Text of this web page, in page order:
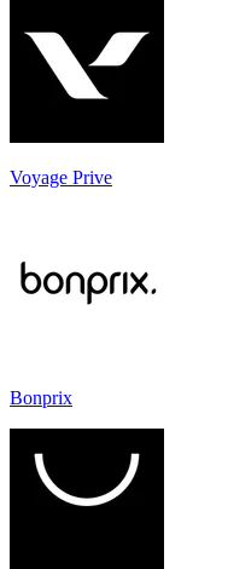
Voyage Prive
Bonprix